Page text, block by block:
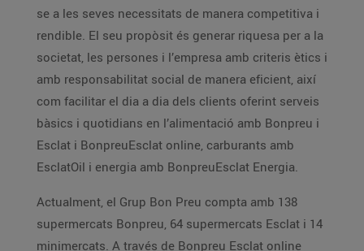
se a les seves necessitats de manera competitiva i
rendible. El seu propòsit és generar riquesa per a la
societat, les persones i l’empresa amb criteris ètics i
amb responsabilitat social de manera eficient, així
com facilitar el dia a dia dels clients oferint serveis
bàsics i quotidians en l’alimentació amb Bonpreu i
Esclat i BonpreuEsclat online, carburants amb
EsclatOil i energia amb BonpreuEsclat Energia.
Actualment, el Grup Bon Preu compta amb 138
supermercats Bonpreu, 64 supermercats Esclat i 14
minimercats. A través de Bonpreu Esclat online